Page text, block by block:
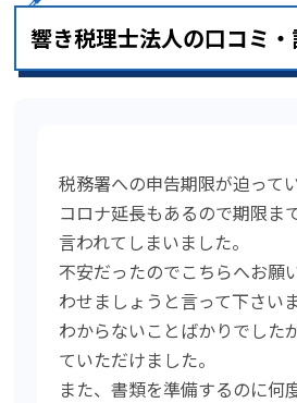
響き税理士法人の口コミ・
税務署への申告期限が迫って
コロナ延長もあるので期限ま
言われてしまいました。
不安だったのでこちらへお願
わせましょうと言って下さい
わからないことばかりでした
ていただけました。
また、書類を準備するのに何